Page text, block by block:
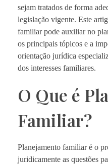
sejam tratados de forma
legislação vigente. Este
familiar pode auxiliar no
os principais tópicos e a
orientação jurídica
dos interesses familiares.
O Que é
Familiar?
Planejamento familiar é o
juridicamente as questões